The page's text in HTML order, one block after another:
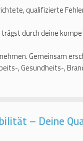
qualifizierte
durch deine
Gemeinsam
, Gesundheits-,
– Deine